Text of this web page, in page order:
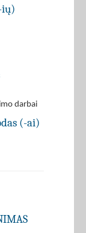
ių)
darbai
(-ai)